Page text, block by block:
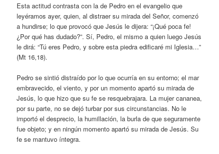
Esta actitud contrasta con la de Pedro en el evangelio que
leyéramos ayer, quien, al distraer su mirada del Señor, comenzó
a hundirse; lo que provocó que Jesús le dijera: “¡Qué poca fe!
¿Por qué has dudado?”. Sí, Pedro, el mismo a quien luego Jesús
le dirá: “Tú eres Pedro, y sobre esta piedra edificaré mi Iglesia…”
(Mt 16,18).
Pedro se sintió distraído por lo que ocurría en su entorno; el mar
embravecido, el viento, y por un momento apartó su mirada de
Jesús, lo que hizo que su fe se resquebrajara. La mujer cananea,
por su parte, no se dejó turbar por sus circunstancias. No le
importó el desprecio, la humillación, la burla de que seguramente
fue objeto; y en ningún momento apartó su mirada de Jesús. Su
fe se mantuvo íntegra.